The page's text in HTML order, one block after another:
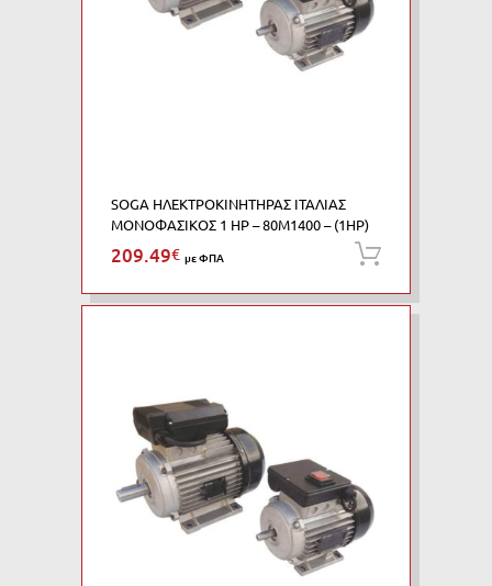
SOGA ΗΛΕΚΤΡΟΚΙΝΗΤΗΡΑΣ ΙΤΑΛΙΑΣ
ΜΟΝΟΦΑΣΙΚΟΣ 1 HP – 80M1400 – (1HP)
209.49€ με ΦΠΑ